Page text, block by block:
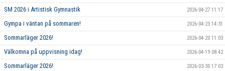
SM 2026 i Artistisk Gymnastik 2026-04-27 11:17
Gympa i väntan på sommaren! 2026-04-23 14:31
Sommarläger 2026! 2026-04-20 11:03
Välkomna på uppvisning idag! 2026-04-19 08:42
Sommarläger 2026! 2026-03-30 17:03